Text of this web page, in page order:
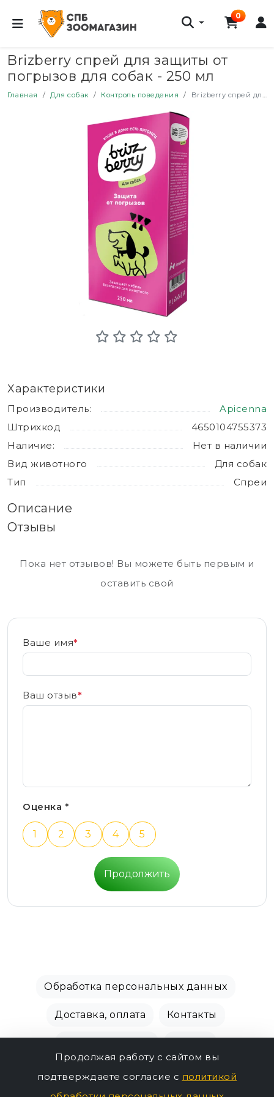
0
Brizberry спрей для защиты от
погрызов для собак - 250 мл
Главная Для собак Контроль поведения Brizberry спрей для защиты от погрызов для собак - 250 мл
Характеристики
Производитель:
Apicenna
Штрихкод
4650104755373
Наличие:
Нет в наличии
Вид животного
Для собак
Тип
Спреи
Описание
Отзывы
Пока нет отзывов! Вы можете быть первым и
оставить свой
Ваше имя*
Ваш отзыв*
Оценка *
1 2 3 4 5
Продолжить
Обработка персональных данных
Доставка, оплата Контакты
Продолжая работу с сайтом вы
подтверждаете согласие с политикой